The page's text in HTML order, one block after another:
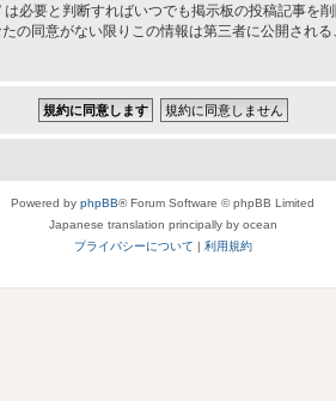
必要と判断すればいつでも掲示板の投稿記事
同意がない限りこの情報は第三者に公開され
Powered by phpBB® Forum Software © phpBB Limited
Japanese translation principally by ocean
プライバシーについて | 利用規約